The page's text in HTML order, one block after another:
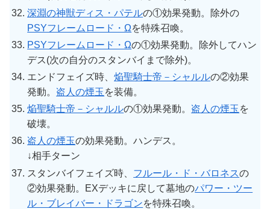
深淵の神獣ディス・パテルの①効果発動。除外の
PSYフレームロード・Ωを特殊召喚。
PSYフレームロード・Ωの①効果発動。除外してハン
デス(次の自分のスタンバイまで除外)。
エンドフェイズ時、焔聖騎士帝－シャルルの②効果
発動。 盗人の煙玉 を装備。
焔聖騎士帝－シャルルの①効果発動。 盗人の煙玉 を
破壊。
盗人の煙玉の効果発動。ハンデス。
↓相手ターン
スタンバイフェイズ時、 フルール・ド・バロネスの
②効果発動。EXデッキに戻して墓地のパワー・ツー
ル・ブレイバー・ドラゴンを特殊召喚。